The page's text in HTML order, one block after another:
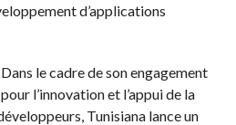
d’applications
Dans le cadre de son engagement
pour l’innovation et l’appui de la
Tunisiana lance un